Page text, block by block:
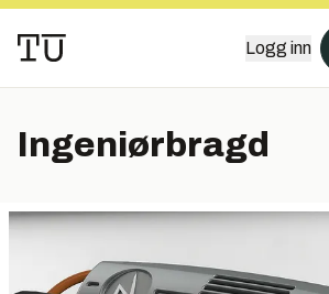
Logg inn
Ingeniørbragd